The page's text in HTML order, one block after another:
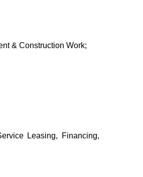
& Construction Work;
Leasing, Financing,